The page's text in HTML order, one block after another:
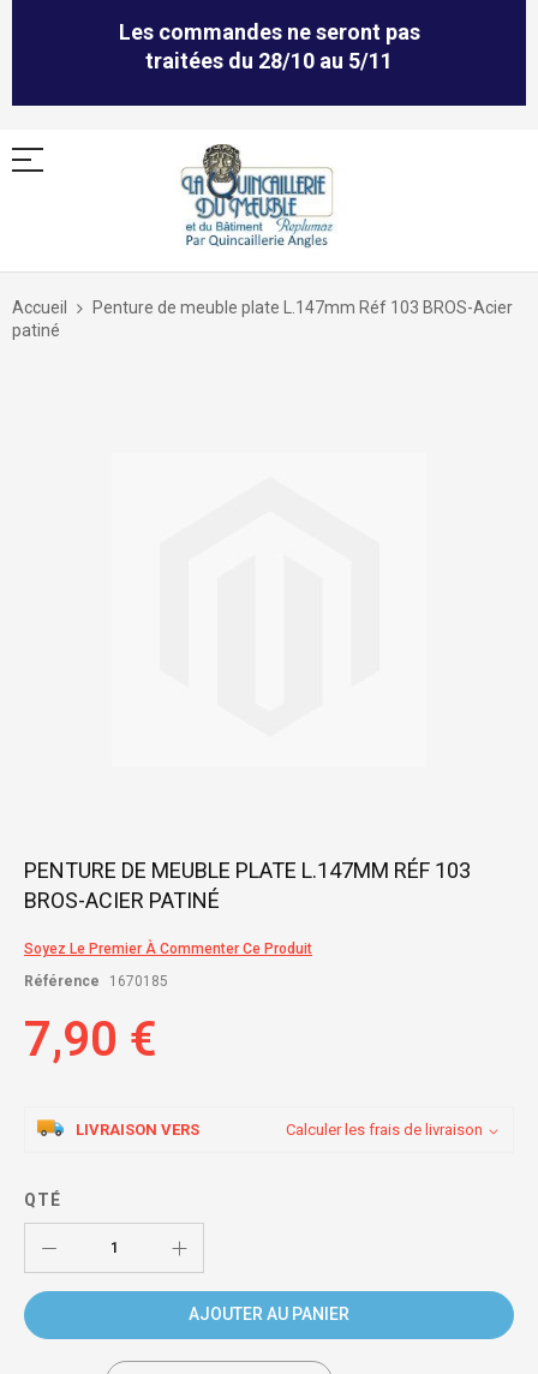
Les commandes ne seront pas
traitées du 28/10 au 5/11
Allez
contenu
Accueil
Penture de meuble plate L.147mm Réf 103 BROS-Acier
patiné
Skip
the
of
images
PENTURE DE MEUBLE PLATE L.147MM RÉF 103
BROS-ACIER PATINÉ
Soyez Le Premier À Commenter Ce Produit
Référence
1670185
7,90 €
LIVRAISON VERS Calculer les frais de livraison
QTÉ
AJOUTER AU PANIER